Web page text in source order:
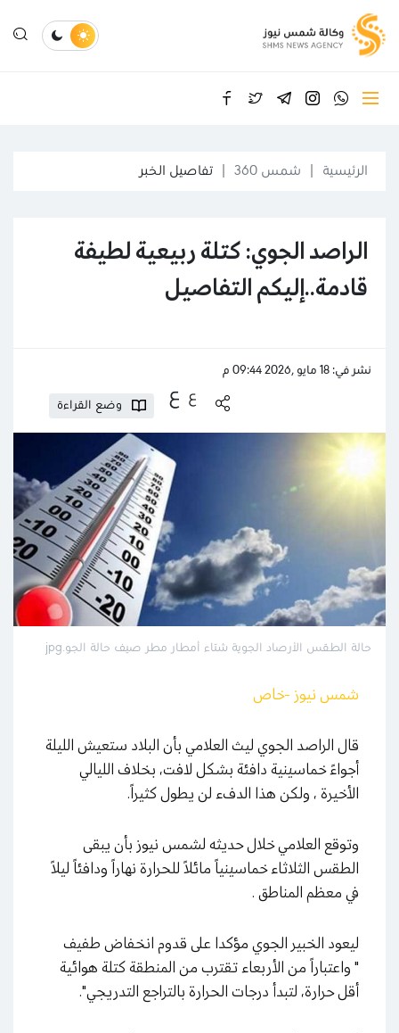
الرئيسية شمس 360 تفاصيل الخبر
الراصد الجوي: كتلة ربيعية لطيفة
قادمة..إليكم التفاصيل
نشر في: 18 مايو ,2026 09:44 م
ع ع
وضع القراءة
حالة الطقس الأرصاد الجوية شتاء أمطار مطر صيف حالة الجو.jpg
شمس نيوز -خاص
قال الراصد الجوي ليث العلامي بأن البلاد ستعيش الليلة
أجواءً خماسينية دافئة بشكل لافت، بخلاف الليالي
الأخيرة ، ولكن هذا الدفء لن يطول كثيراً.
وتوقع العلامي خلال حديثه لشمس نيوز بأن يبقى
الطقس الثلاثاء خماسينياً مائلاً للحرارة نهاراً ودافئاً ليلاً
في معظم المناطق .
ليعود الخبير الجوي مؤكدا على قدوم انخفاض طفيف
" واعتباراً من الأربعاء تقترب من المنطقة كتلة هوائية
أقل حرارة، لتبدأ درجات الحرارة بالتراجع التدريجي".